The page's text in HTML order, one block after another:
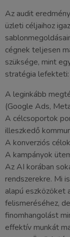
Az audit
üzleti céljaihoz
cégnek teljesen
szüksége, mint
stratégia lefekteti:
A leginkább
(Google Ads,
A célcsoportok
illeszkedő
A konverziós
A kampányok
Az AI korában
rendszerekre. Mi
alapú eszközöket
felismeréséhez,
finomhangolást
effektív munkát